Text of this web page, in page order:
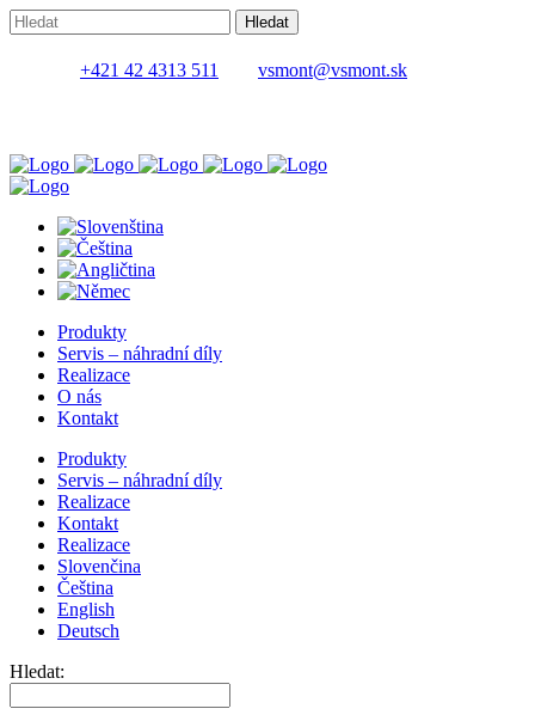
+421 42 4313 511 vsmont@vsmont.sk
Produkty
Servis – náhradní díly
Realizace
O nás
Kontakt
Produkty
Servis – náhradní díly
Realizace
Kontakt
Realizace
Slovenčina
Čeština
English
Deutsch
Hledat: